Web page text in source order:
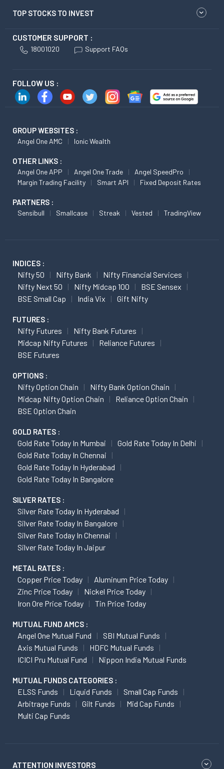
TOP STOCKS TO INVEST
CUSTOMER SUPPORT :
18001020 Support FAQs
FOLLOW US :
GROUP WEBSITES :
Angel One AMC Ionic Wealth
OTHER LINKS :
Angel One APP Angel One Trade
Angel SpeedPro
Margin Trading Facility
Smart API Fixed Deposit Rates
PARTNERS :
Sensibull Smallcase Streak Vested TradingView
INDICES :
Nifty 50 Nifty Bank
Nifty Financial Services
Nifty Next 50
Nifty Midcap 100
BSE Sensex
BSE Small Cap
India Vix Gift Nifty
FUTURES :
Nifty Futures
Nifty Bank Futures
Midcap Nifty Futures
Reliance Futures
BSE Futures
OPTIONS :
Nifty Option Chain
Nifty Bank Option Chain
Midcap Nifty Option Chain
Reliance Option Chain
BSE Option Chain
GOLD RATES :
Gold Rate Today In Mumbai
Gold Rate Today In Delhi
Gold Rate Today In Chennai
Gold Rate Today In Hyderabad
Gold Rate Today In Bangalore
SILVER RATES :
Silver Rate Today In Hyderabad
Silver Rate Today In Bangalore
Silver Rate Today In Chennai
Silver Rate Today In Jaipur
METAL RATES :
Copper Price Today
Aluminum Price Today
Zinc Price Today
Nickel Price Today
Iron Ore Price Today
Tin Price Today
MUTUAL FUND AMCS :
Angel One Mutual Fund
SBI Mutual Funds
Axis Mutual Funds
HDFC Mutual Funds
ICICI Pru Mutual Fund
Nippon India Mutual Funds
MUTUAL FUNDS CATEGORIES :
ELSS Funds Liquid Funds
Small Cap Funds
Arbitrage Funds
Gilt Funds
Mid Cap Funds
Multi Cap Funds
ATTENTION INVESTORS